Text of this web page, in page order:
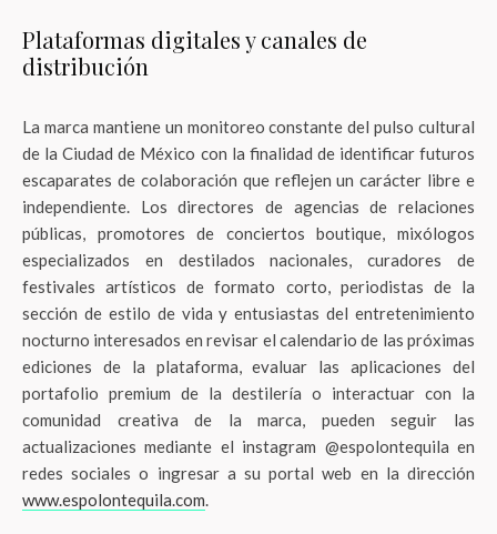
Plataformas digitales y canales de
distribución
La marca mantiene un monitoreo constante del pulso cultural
de la Ciudad de México con la finalidad de identificar futuros
escaparates de colaboración que reflejen un carácter libre e
independiente. Los directores de agencias de relaciones
públicas, promotores de conciertos boutique, mixólogos
especializados en destilados nacionales, curadores de
festivales artísticos de formato corto, periodistas de la
sección de estilo de vida y entusiastas del entretenimiento
nocturno interesados en revisar el calendario de las próximas
ediciones de la plataforma, evaluar las aplicaciones del
portafolio premium de la destilería o interactuar con la
comunidad creativa de la marca, pueden seguir las
actualizaciones mediante el instagram @espolontequila en
redes sociales o ingresar a su portal web en la dirección
www.espolontequila.com.